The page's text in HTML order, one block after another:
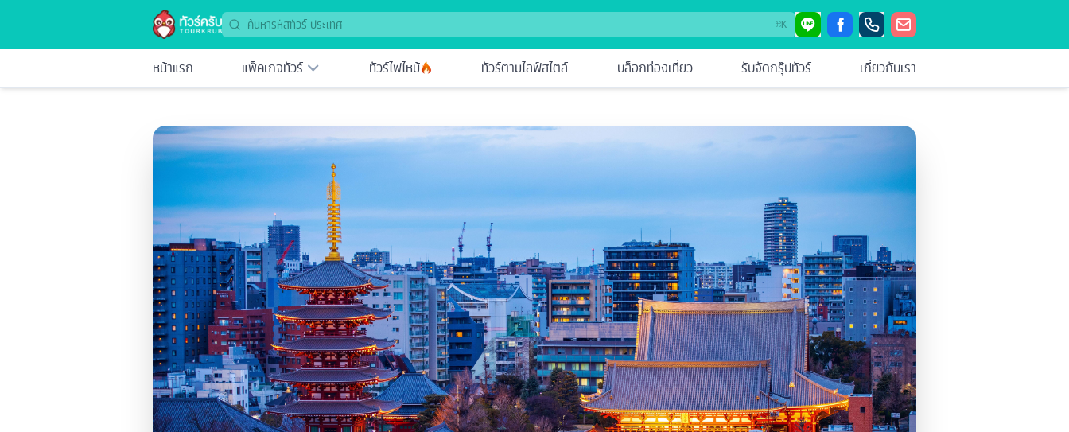
⌘K
หน้าแรก แพ็คเกจทัวร์ ทัวร์ไฟไหม้ ทัวร์ตามไลฟ์สไตล์ บล็อกท่องเที่ยว รับจัดกรุ๊ปทัวร์ เกี่ยวกับเรา